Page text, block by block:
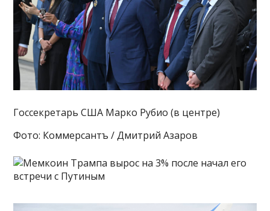
Госсекретарь США Марко Рубио (в центре)
Фото: Коммерсантъ / Дмитрий Азаров